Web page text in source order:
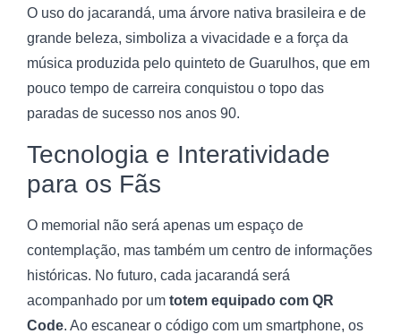
O uso do jacarandá, uma árvore nativa brasileira e de
grande beleza, simboliza a vivacidade e a força da
música produzida pelo quinteto de Guarulhos, que em
pouco tempo de carreira conquistou o topo das
paradas de sucesso nos anos 90.
Tecnologia e Interatividade
para os Fãs
O memorial não será apenas um espaço de
contemplação, mas também um centro de informações
históricas. No futuro, cada jacarandá será
acompanhado por um totem equipado com QR
Code. Ao escanear o código com um smartphone, os